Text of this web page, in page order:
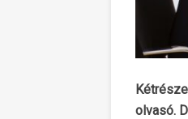
olvasó.